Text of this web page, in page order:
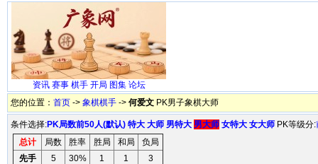
资讯 赛事 棋手 开局 图集 论坛
您的位置： 首页 -> 象棋棋手 -> 何爱文 PK男子象棋大师
条件选择:PK局数前50人(默认) 特大 大师 男特大 男大师 女特大 女大师 PK等级分:
总计
局数 胜率 胜局 和局
负局
先手
5 30% 1 1
3